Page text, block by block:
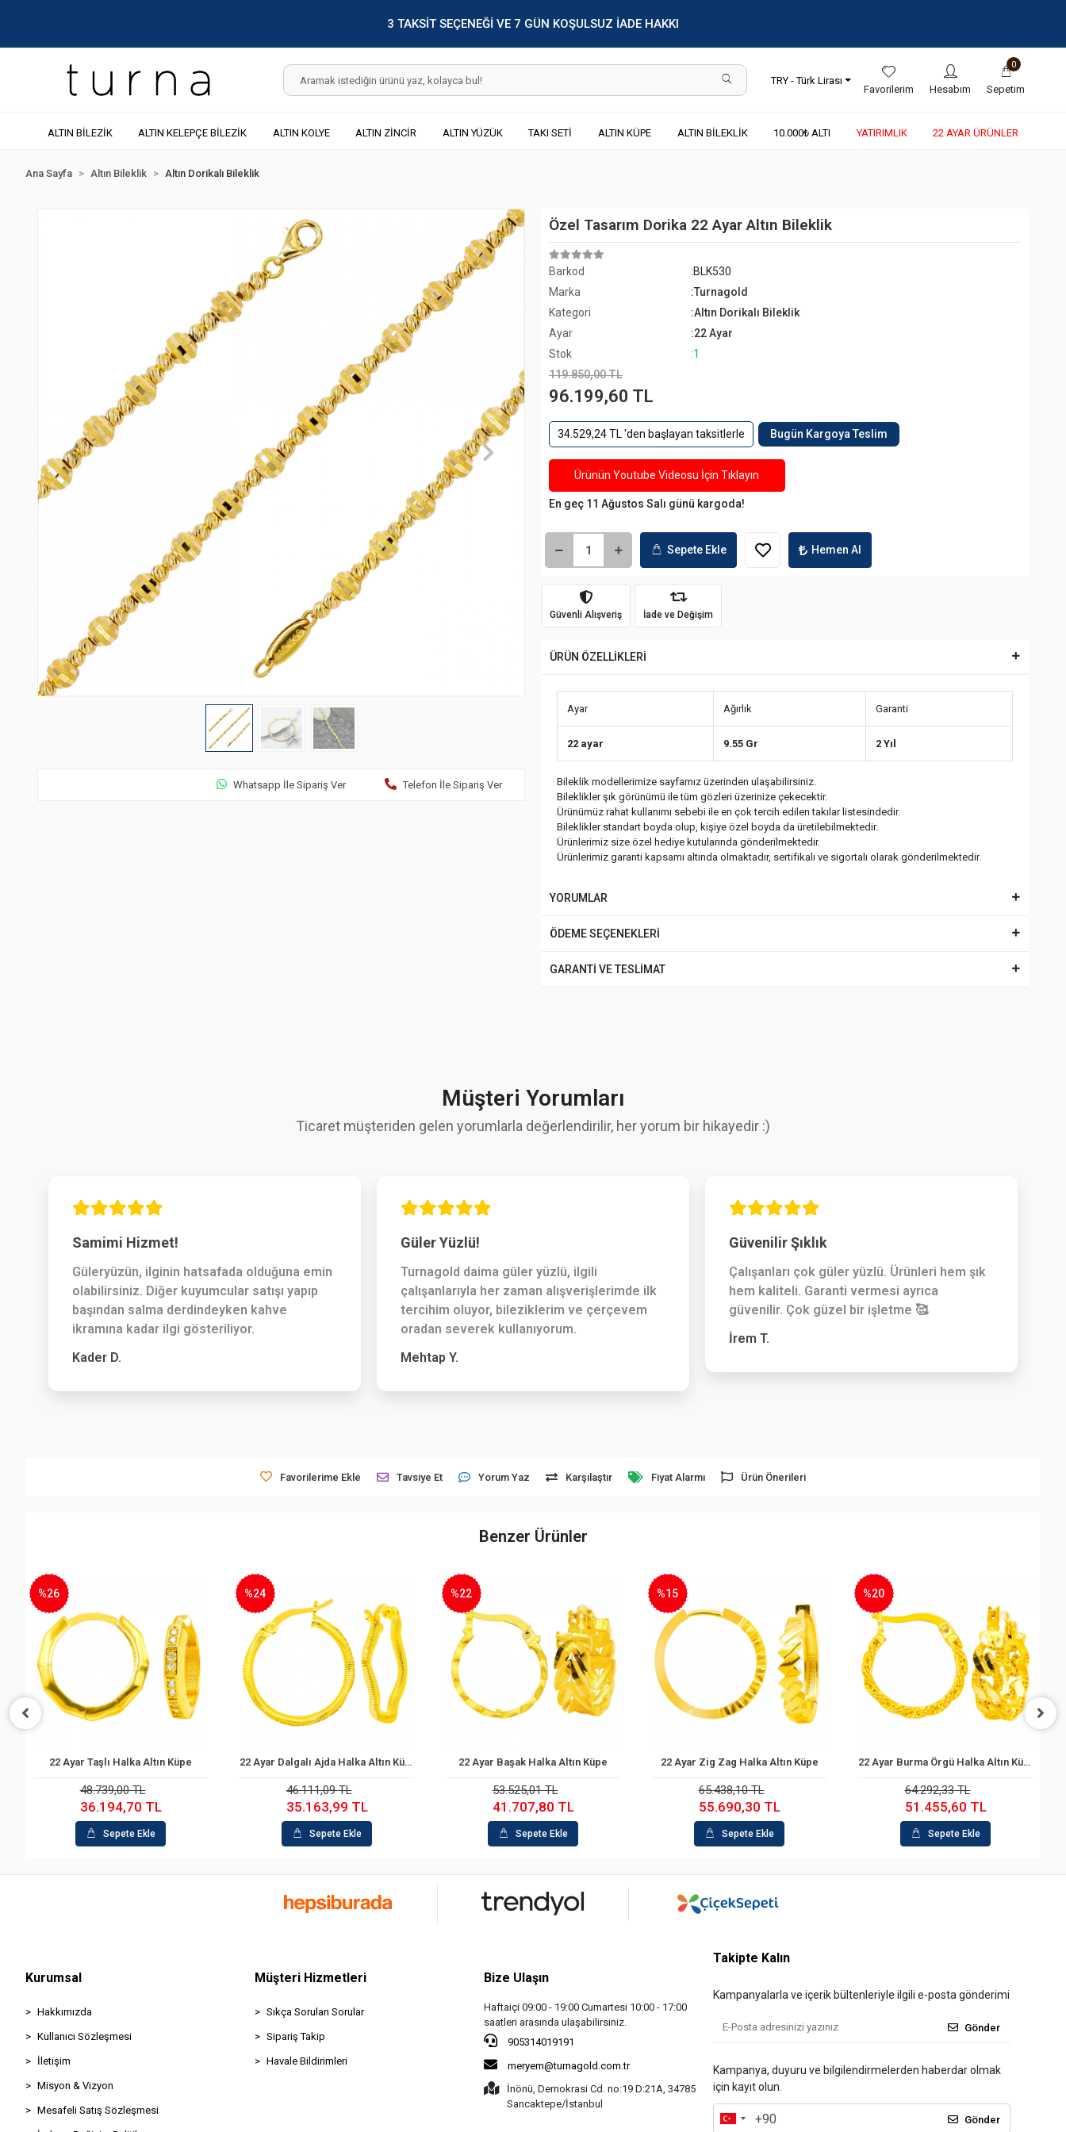
3 TAKSİT SEÇENEĞİ VE 7 GÜN KOŞULSUZ İADE HAKKI
TRY - Türk Lirası
Favorilerim Hesabım
0
Sepetim
ALTIN BİLEZİK ALTIN KELEPÇE BİLEZİK ALTIN KOLYE ALTIN ZİNCİR ALTIN YÜZÜK TAKI SETİ ALTIN KÜPE ALTIN BİLEKLİK 10.000₺ ALTI YATIRIMLIK 22 AYAR ÜRÜNLER
Ana Sayfa Altın Bileklik Altın Dorikalı Bileklik
Whatsapp İle Sipariş Ver Telefon İle Sipariş Ver
Özel Tasarım Dorika 22 Ayar Altın Bileklik
Barkod
:BLK530
Marka
:Turnagold
Kategori
:Altın Dorikalı Bileklik
Ayar
:22 Ayar
Stok
:1
119.850,00 TL
96.199,60 TL
34.529,24 TL 'den başlayan taksitlerle Bugün Kargoya Teslim
Ürünün Youtube Videosu İçin Tıklayın
En geç 11 Ağustos Salı günü kargoda!
Sepete Ekle Hemen Al
Güvenli Alışveriş İade ve Değişim
ÜRÜN ÖZELLİKLERİ
Ayar Ağırlık Garanti
22 ayar 9.55 Gr 2 Yıl
Bileklik modellerimize sayfamız üzerinden ulaşabilirsiniz.
Bileklikler şık görünümü ile tüm gözleri üzerinize çekecektir.
Ürünümüz rahat kullanımı sebebi ile en çok tercih edilen takılar listesindedir.
Bileklikler standart boyda olup, kişiye özel boyda da üretilebilmektedir.
Ürünlerimiz size özel hediye kutularında gönderilmektedir.
Ürünlerimiz garanti kapsamı altında olmaktadır, sertifikalı ve sigortalı olarak gönderilmektedir.
YORUMLAR
ÖDEME SEÇENEKLERİ
GARANTİ VE TESLİMAT
Müşteri Yorumları
Ticaret müşteriden gelen yorumlarla değerlendirilir, her yorum bir hikayedir :)
Samimi Hizmet!
Güleryüzün, ilginin hatsafada olduğuna emin
olabilirsiniz. Diğer kuyumcular satışı yapıp
başından salma derdindeyken kahve
ikramına kadar ilgi gösteriliyor.
Kader D.
Güler Yüzlü!
Turnagold daima güler yüzlü, ilgili
çalışanlarıyla her zaman alışverişlerimde ilk
tercihim oluyor, bileziklerim ve çerçevem
oradan severek kullanıyorum.
Mehtap Y.
Güvenilir Şıklık
Çalışanları çok güler yüzlü. Ürünleri hem şık
hem kaliteli. Garanti vermesi ayrıca
güvenilir. Çok güzel bir işletme 🥰
İrem T.
Favorilerime Ekle Tavsiye Et Yorum Yaz Karşılaştır Fiyat Alarmı Ürün Önerileri
Benzer Ürünler
Sepete Ekle
22 Ayar Taşlı Halka Altın Küpe
%26
48.739,00 TL
36.194,70 TL
Sepete Ekle
Sepete Ekle
22 Ayar Dalgalı Ajda Halka Altın Küpe
%24
46.111,09 TL
35.163,99 TL
Sepete Ekle
Sepete Ekle
22 Ayar Başak Halka Altın Küpe
%22
53.525,01 TL
41.707,80 TL
Sepete Ekle
Sepete Ekle
22 Ayar Zig Zag Halka Altın Küpe
%15
65.438,10 TL
55.690,30 TL
Sepete Ekle
Sepete Ekle
22 Ayar Burma Örgü Halka Altın Küpe
%20
64.292,33 TL
51.455,60 TL
Sepete Ekle
Kurumsal
Hakkımızda
Kullanıcı Sözleşmesi
İletişim
Misyon & Vizyon
Mesafeli Satış Sözleşmesi
Müşteri Hizmetleri
Sıkça Sorulan Sorular
Sipariş Takip
Havale Bildirimleri
Bize Ulaşın
Haftaiçi 09:00 - 19:00 Cumartesi 10:00 - 17:00
saatleri arasında ulaşabilirsiniz.
905314019191
meryem@turnagold.com.tr
İnönü, Demokrasi Cd. no:19 D:21A, 34785
Sancaktepe/İstanbul
Takipte Kalın
Kampanyalarla ve içerik bültenleriyle ilgili e-posta gönderimi
Gönder
Kampanya, duyuru ve bilgilendirmelerden haberdar olmak
için kayıt olun.
Gönder